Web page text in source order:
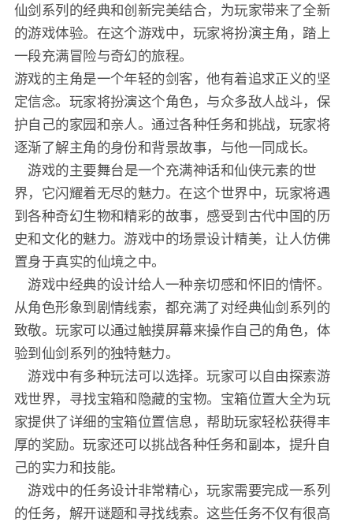
仙剑系列的经典和创新完美结合，为玩家带来了全新
的游戏体验。在这个游戏中，玩家将扮演主角，踏上
一段充满冒险与奇幻的旅程。
游戏的主角是一个年轻的剑客，他有着追求正义的坚
定信念。玩家将扮演这个角色，与众多敌人战斗，保
护自己的家园和亲人。通过各种任务和挑战，玩家将
逐渐了解主角的身份和背景故事，与他一同成长。
游戏的主要舞台是一个充满神话和仙侠元素的世
界，它闪耀着无尽的魅力。在这个世界中，玩家将遇
到各种奇幻生物和精彩的故事，感受到古代中国的历
史和文化的魅力。游戏中的场景设计精美，让人仿佛
置身于真实的仙境之中。
游戏中经典的设计给人一种亲切感和怀旧的情怀。
从角色形象到剧情线索，都充满了对经典仙剑系列的
致敬。玩家可以通过触摸屏幕来操作自己的角色，体
验到仙剑系列的独特魅力。
游戏中有多种玩法可以选择。玩家可以自由探索游
戏世界，寻找宝箱和隐藏的宝物。宝箱位置大全为玩
家提供了详细的宝箱位置信息，帮助玩家轻松获得丰
厚的奖励。玩家还可以挑战各种任务和副本，提升自
己的实力和技能。
游戏中的任务设计非常精心，玩家需要完成一系列
的任务，解开谜题和寻找线索。这些任务不仅有很高